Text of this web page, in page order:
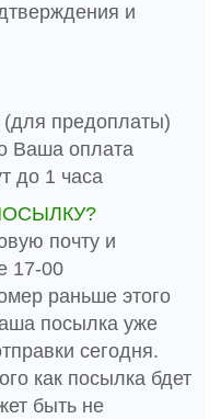
и
предоплаты)
Ваша оплата
до 1 часа
почту и
17-00
раньше этого
посылка уже
сегодня.
как посылка бдет
быть не